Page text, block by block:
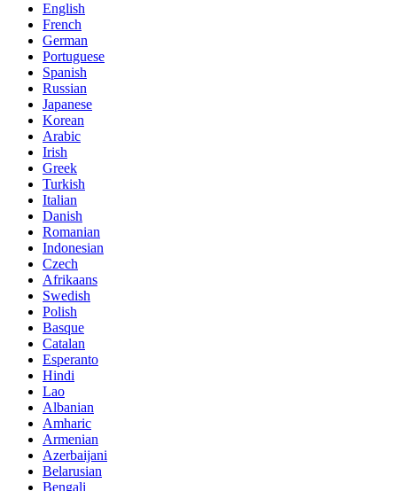
English
French
German
Portuguese
Spanish
Russian
Japanese
Korean
Arabic
Irish
Greek
Turkish
Italian
Danish
Romanian
Indonesian
Czech
Afrikaans
Swedish
Polish
Basque
Catalan
Esperanto
Hindi
Lao
Albanian
Amharic
Armenian
Azerbaijani
Belarusian
Bengali